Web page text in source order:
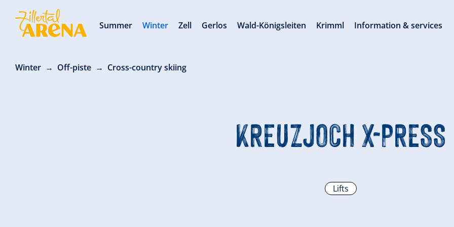
Winter Off-piste Cross-country skiing
KREUZJOCH X-PRESS
Lifts
Summer Winter Zell Gerlos Wald-Königsleiten Krimml Information & services